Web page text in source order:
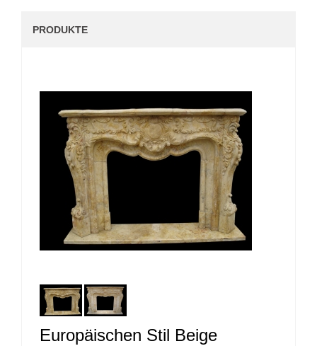
PRODUKTE
Europäischen Stil Beige